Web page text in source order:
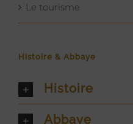
Le tourisme
Histoire & Abbaye
Histoire
Abbaye